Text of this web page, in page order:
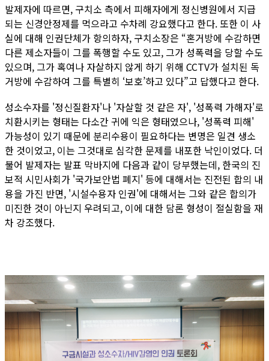
발제자에 따르면, 구치소 측에서 피해자에게 정신병원에서 지급
되는 신경안정제를 먹으라고 수차례 강요했다고 한다. 또한 이 사
실에 대해 인권단체가 항의하자, 구치소장은 “혼거방에 수감하면
다른 제소자들이 그를 폭행할 수도 있고, 그가 성폭력을 당할 수도
있으며, 그가 혹여나 자살하지 않게 하기 위해 CCTV가 설치된 독
거방에 수감하여 그를 특별히 ‘보호’하고 있다”고 답했다고 한다.
성소수자를 '정신질환자'나 '자살할 것 같은 자', '성폭력 가해자'로
치환시키는 형태는 다소간 귀에 익은 형태였으나, '성폭력 피해'
가능성이 있기 때문에 분리수용이 필요하다는 변명은 일견 생소
한 것이었고, 이는 그것대로 심각한 문제를 내포한 낙인이었다. 더
불어 발제자는 발표 막바지에 다음과 같이 당부했는데, 한국의 진
보적 시민사회가 '국가보안법 폐지' 등에 대해서는 진전된 합의 내
용을 가진 반면, '시설수용자 인권'에 대해서는 그와 같은 합의가
미진한 것이 아닌지 우려되고, 이에 대한 담론 형성이 절실함을 재
차 강조했다.